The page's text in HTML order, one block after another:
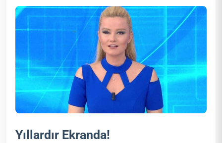
Yıllardır Ekranda!